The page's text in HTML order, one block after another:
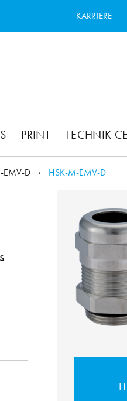
KARRIERE
PRINT TECHNIK
EMV-D HSK-M-EMV-D